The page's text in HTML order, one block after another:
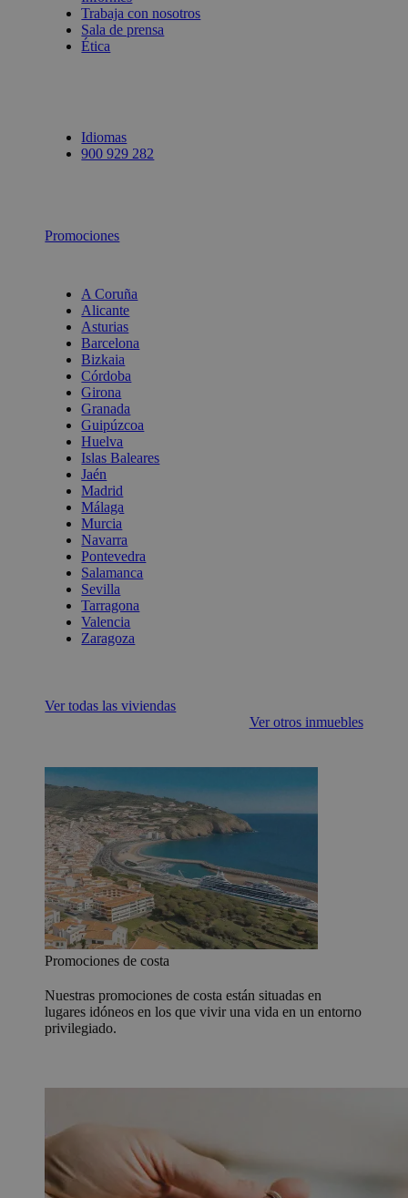
Trabaja con nosotros
Sala de prensa
Ética
Idiomas
900 929 282
Promociones
A Coruña
Alicante
Asturias
Barcelona
Bizkaia
Córdoba
Girona
Granada
Guipúzcoa
Huelva
Islas Baleares
Jaén
Madrid
Málaga
Murcia
Navarra
Pontevedra
Salamanca
Sevilla
Tarragona
Valencia
Zaragoza
Ver todas las viviendas
Ver otros inmuebles
Promociones de costa
Nuestras promociones de costa están situadas en
lugares idóneos en los que vivir una vida en un entorno
privilegiado.